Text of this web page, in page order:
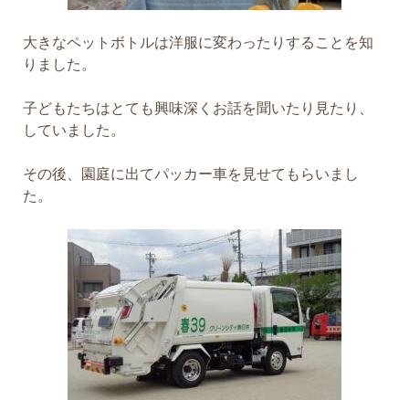
大きなペットボトルは洋服に変わったりすることを知
りました。
子どもたちはとても興味深くお話を聞いたり見たり、
していました。
その後、園庭に出てパッカー車を見せてもらいまし
た。